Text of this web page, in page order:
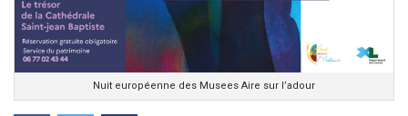
Nuit européenne des Musees Aire sur l’adour